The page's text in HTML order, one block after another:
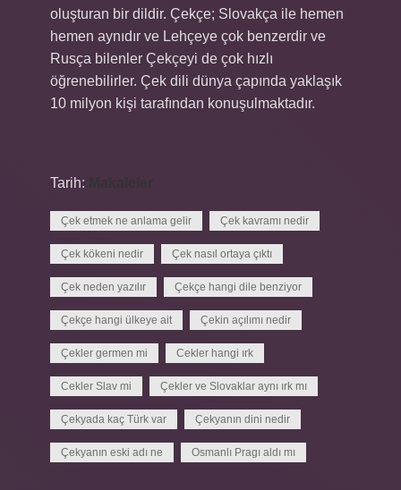
oluşturan bir dildir. Çekçe; Slovakça ile hemen
hemen aynıdır ve Lehçeye çok benzerdir ve
Rusça bilenler Çekçeyi de çok hızlı
öğrenebilirler. Çek dili dünya çapında yaklaşık
10 milyon kişi tarafından konuşulmaktadır.
Tarih:
Çek etmek ne anlama gelir Çek kavramı nedir
Çek kökeni nedir Çek nasıl ortaya çıktı
Çek neden yazılır Çekçe hangi dile benziyor
Çekçe hangi ülkeye ait Çekin açılımı nedir
Çekler germen mi Cekler hangi ırk
Cekler Slav mi Çekler ve Slovaklar aynı ırk mı
Çekyada kaç Türk var Çekyanın dini nedir
Çekyanın eski adı ne Osmanlı Pragı aldı mı